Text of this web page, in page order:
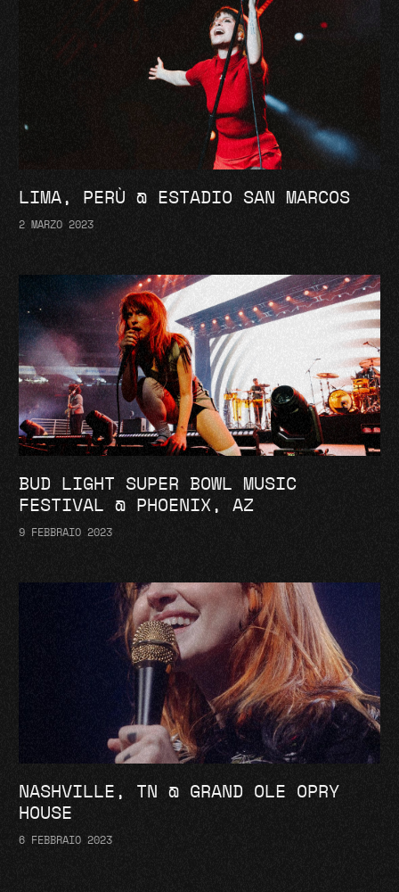
LIMA, PERÙ @ ESTADIO SAN MARCOS
2 MARZO 2023
BUD LIGHT SUPER BOWL MUSIC
FESTIVAL @ PHOENIX, AZ
9 FEBBRAIO 2023
NASHVILLE, TN @ GRAND OLE OPRY
HOUSE
6 FEBBRAIO 2023